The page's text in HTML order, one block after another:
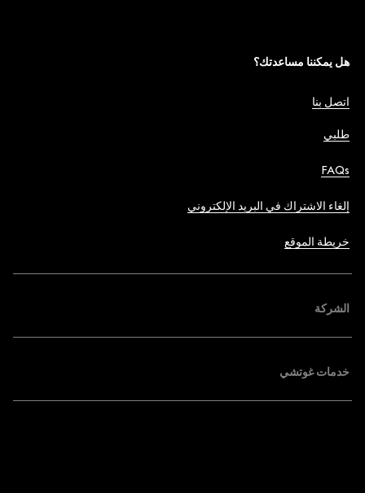
هل يمكننا مساعدتك؟
اتصل بنا
طلبي
FAQs
إلغاء الاشتراك في البريد الإلكتروني
خريطة الموقع
الشركة
خدمات غوتشي